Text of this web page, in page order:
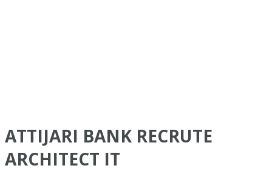
ATTIJARI BANK RECRUTE
ARCHITECT IT